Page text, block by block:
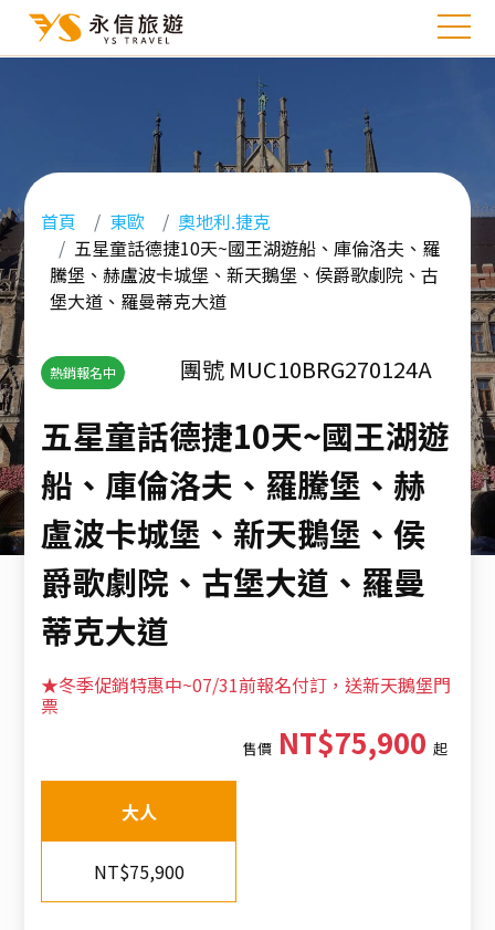
首頁 東歐
奧地利.捷克
五星童話德捷10天~國王湖遊船、庫倫洛夫、羅
騰堡、赫盧波卡城堡、新天鵝堡、侯爵歌劇院、古
堡大道、羅曼蒂克大道
熱銷報名中 團號 MUC10BRG270124A
五星童話德捷10天~國王湖遊
船、庫倫洛夫、羅騰堡、赫
盧波卡城堡、新天鵝堡、侯
爵歌劇院、古堡大道、羅曼
蒂克大道
★冬季促銷特惠中~07/31前報名付訂，送新天鵝堡門
票
售價NT$75,900 起
大人
NT$75,900